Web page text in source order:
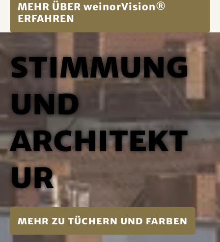
MEHR ÜBER weinorVision®
ERFAHREN
Stimmung
und
Architekt
ur
mehr zu Tüchern und Farben